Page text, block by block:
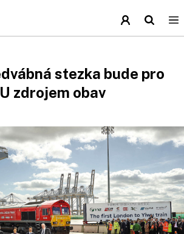
stezka bude pro
zdrojem obav